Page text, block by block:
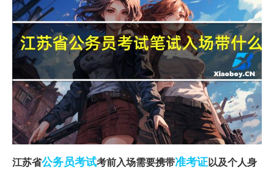
江苏省公务员考试考前入场需要携带准考证以及个人身